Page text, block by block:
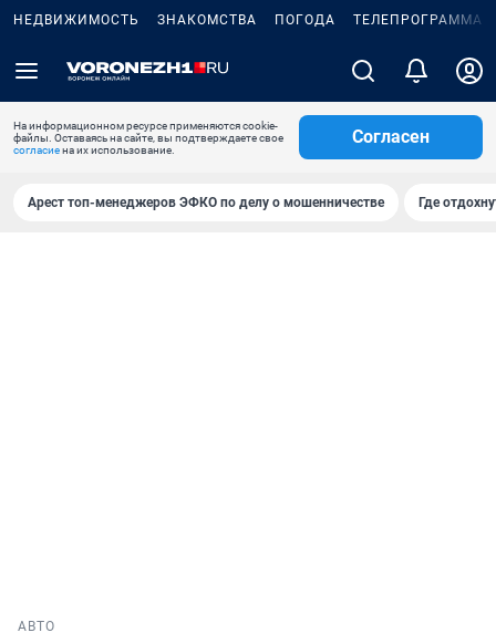
НЕДВИЖИМОСТЬ ЗНАКОМСТВА ПОГОДА ТЕЛЕПРОГРАММА
На информационном ресурсе применяются cookie-
файлы. Оставаясь на сайте, вы подтверждаете свое
согласиена их использование.
Согласен
Арест топ-менеджеров ЭФКО по делу о мошенничестве Где
АВТО